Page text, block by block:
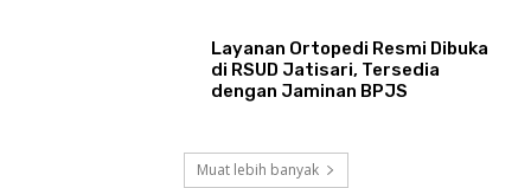
Layanan Ortopedi Resmi Dibuka
di RSUD Jatisari, Tersedia
dengan Jaminan BPJS
Muat lebih banyak